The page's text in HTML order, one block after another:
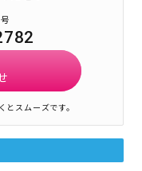
スムーズです。